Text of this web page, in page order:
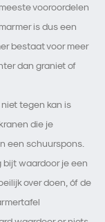
vooroordelen
is dus een
bestaat voor meer
dan graniet of
tegen kan is
die je
een schuurspons.
bijt waardoor je een
over doen, óf de